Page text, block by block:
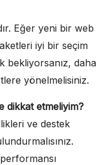
Eğer yeni bir web
iyi bir seçim
bekliyorsanız, daha
yönelmelisiniz.
dikkat etmeliyim?
ve destek